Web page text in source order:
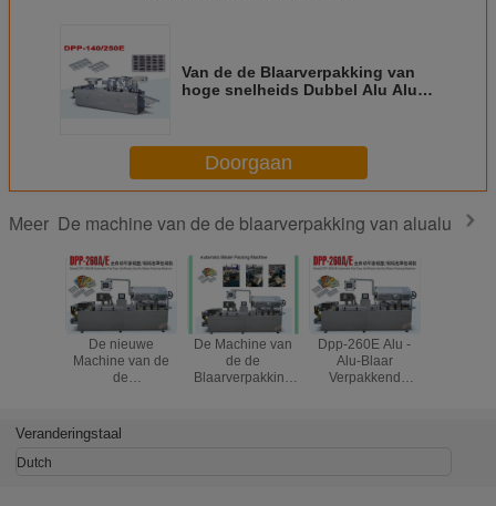
Van de de Blaarverpakking van
hoge snelheids Dubbel Alu Alu
Doorgaan
Meer De machine van de de blaarverpakking van alualu
De nieuwe
Machine van de
de
de Voorwaarden
Gemakkelijke
De Machine van
de de
Blaarverpakking
Dpp-260E Alu -
Alu-Blaar
Verpakkend
Veranderingstaal
Dutch